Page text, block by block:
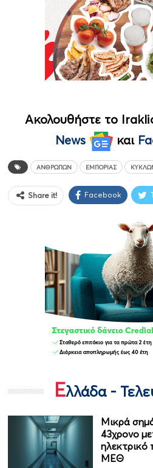
Ακολουθήστε το
News
και
ΑΝΘΡΏΠΩΝ ΕΜΠΟΡΊΑΣ
Share it! Facebook
Ελλάδα -
Μικρά
43χρονο
ηλεκτρικό
ΜΕΘ